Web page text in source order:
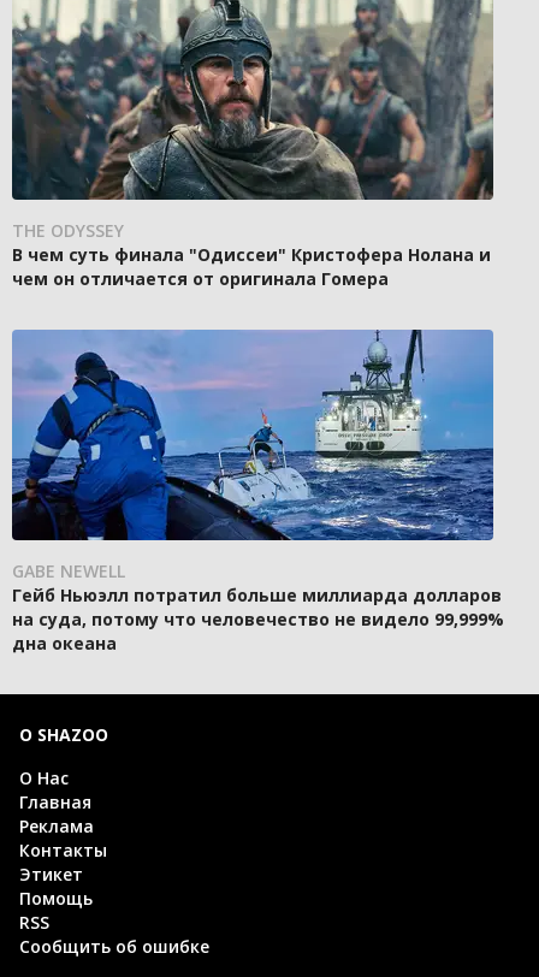
THE ODYSSEY
В чем суть финала "Одиссеи" Кристофера Нолана и
чем он отличается от оригинала Гомера
GABE NEWELL
Гейб Ньюэлл потратил больше миллиарда долларов
на суда, потому что человечество не видело 99,999%
дна океана
О SHAZOO
О Нас
Главная
Реклама
Контакты
Этикет
Помощь
RSS
Сообщить об ошибке